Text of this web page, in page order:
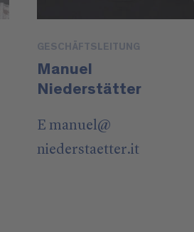
GESCHÄFTSLEITUNG
Manuel
Niederstätter
E manuel@
niederstaetter.it